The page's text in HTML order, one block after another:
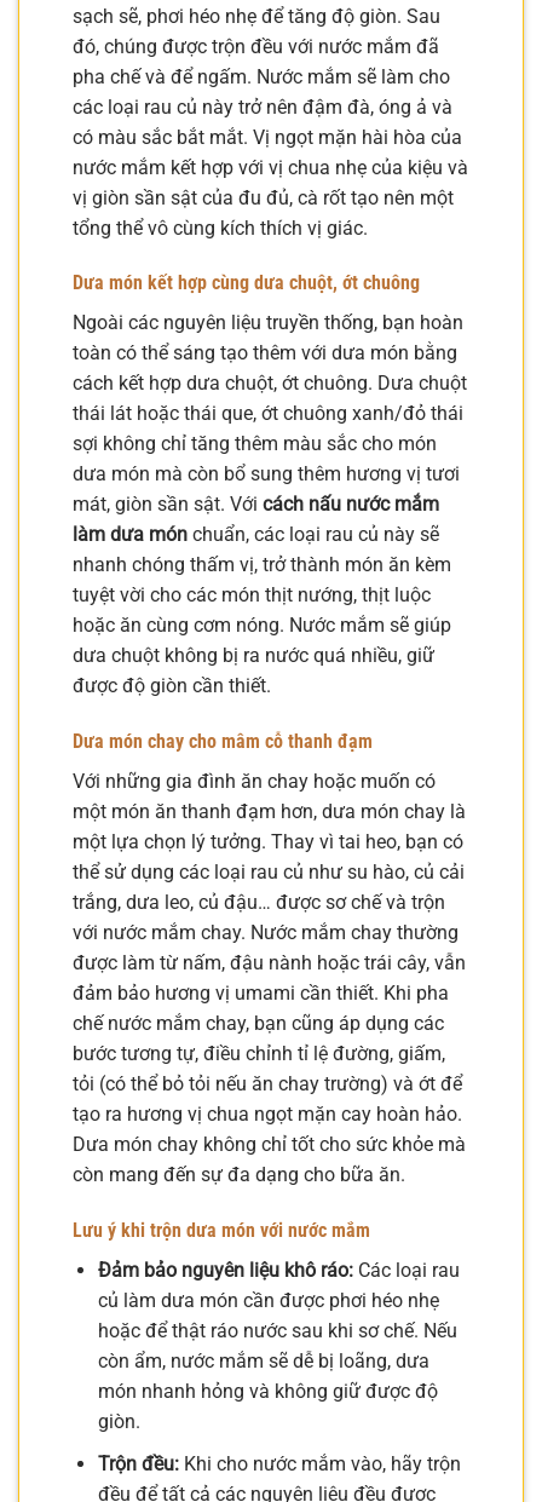
sạch sẽ, phơi héo nhẹ để tăng độ giòn. Sau
đó, chúng được trộn đều với nước mắm đã
pha chế và để ngấm. Nước mắm sẽ làm cho
các loại rau củ này trở nên đậm đà, óng ả và
có màu sắc bắt mắt. Vị ngọt mặn hài hòa của
nước mắm kết hợp với vị chua nhẹ của kiệu và
vị giòn sần sật của đu đủ, cà rốt tạo nên một
tổng thể vô cùng kích thích vị giác.
Dưa món kết hợp cùng dưa chuột, ớt chuông
Ngoài các nguyên liệu truyền thống, bạn hoàn
toàn có thể sáng tạo thêm với dưa món bằng
cách kết hợp dưa chuột, ớt chuông. Dưa chuột
thái lát hoặc thái que, ớt chuông xanh/đỏ thái
sợi không chỉ tăng thêm màu sắc cho món
dưa món mà còn bổ sung thêm hương vị tươi
mát, giòn sần sật. Với cách nấu nước mắm
làm dưa món chuẩn, các loại rau củ này sẽ
nhanh chóng thấm vị, trở thành món ăn kèm
tuyệt vời cho các món thịt nướng, thịt luộc
hoặc ăn cùng cơm nóng. Nước mắm sẽ giúp
dưa chuột không bị ra nước quá nhiều, giữ
được độ giòn cần thiết.
Dưa món chay cho mâm cỗ thanh đạm
Với những gia đình ăn chay hoặc muốn có
một món ăn thanh đạm hơn, dưa món chay là
một lựa chọn lý tưởng. Thay vì tai heo, bạn có
thể sử dụng các loại rau củ như su hào, củ cải
trắng, dưa leo, củ đậu… được sơ chế và trộn
với nước mắm chay. Nước mắm chay thường
được làm từ nấm, đậu nành hoặc trái cây, vẫn
đảm bảo hương vị umami cần thiết. Khi pha
chế nước mắm chay, bạn cũng áp dụng các
bước tương tự, điều chỉnh tỉ lệ đường, giấm,
tỏi (có thể bỏ tỏi nếu ăn chay trường) và ớt để
tạo ra hương vị chua ngọt mặn cay hoàn hảo.
Dưa món chay không chỉ tốt cho sức khỏe mà
còn mang đến sự đa dạng cho bữa ăn.
Lưu ý khi trộn dưa món với nước mắm
Đảm bảo nguyên liệu khô ráo:Các loại rau
củ làm dưa món cần được phơi héo nhẹ
hoặc để thật ráo nước sau khi sơ chế. Nếu
còn ẩm, nước mắm sẽ dễ bị loãng, dưa
món nhanh hỏng và không giữ được độ
giòn.
Trộn đều:Khi cho nước mắm vào, hãy trộn
đều để tất cả các nguyên liệu đều được